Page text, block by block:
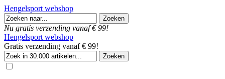
Hengelsport webshop
Nu gratis verzending vanaf € 99!
Hengelsport webshop
Gratis verzending vanaf € 99!